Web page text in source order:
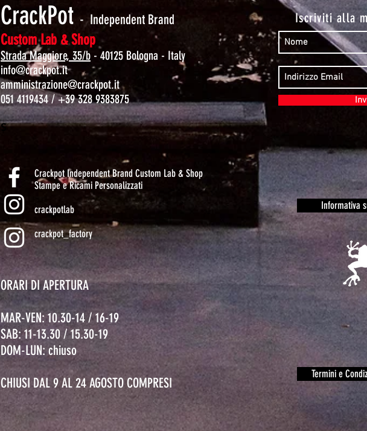
CrackPot - Independent Brand
Custom Lab & Shop
Strada Maggiore, 35/b - 40125 Bologna - Italy
info@crackpot.it
amministrazione@crackpot.it
051 4119434 / +39 328 9383875
S
Crackpot Independent Brand Custom Lab & Shop
Stampe e Ricami Personalizzati
crackpotlab
crackpot_factory
ORARI DI APERTURA
MAR-VEN: 10.30-14 / 16-19
SAB: 11-13.30 / 15.30-19
DOM-LUN: chiuso
CHIUSI DAL 9 AL 24 AGOSTO COMPRESI
Iscriviti alla
Informativa
Termini e